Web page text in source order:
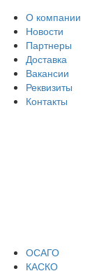
О компании
Новости
Партнеры
Доставка
Вакансии
Реквизиты
Контакты
ОСАГО
КАСКО